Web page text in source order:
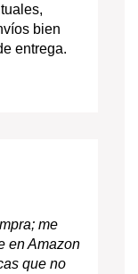
bien
entrega.
me
en Amazon
que no